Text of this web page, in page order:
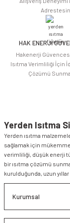
HAK ENERJİ
Hakenerji
Isıtma Verimliliği İçin
Çözümü
Yerden Isıtma
Yerden ısıtma
sağlamak için
verimliliği, düşük enerji
bir ısıtma çözümü
kurulduğunda, uzun
Kurumsal